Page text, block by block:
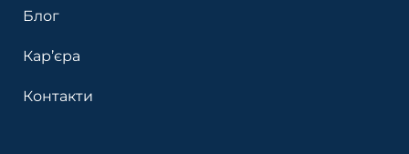
Блог
Кар’єра
Контакти